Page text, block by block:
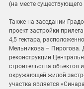
(на месте существующего
Также на заседании
проект застройки
4,5 гектара,
Мельникова – Пирогова.
реконструкции
строительства объектов
окружающей жилой
участка является